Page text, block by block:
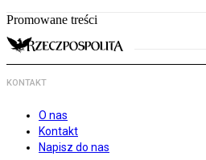
Promowane treści
KONTAKT
O nas
Kontakt
Napisz do nas